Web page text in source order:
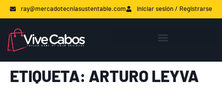
ray@mercadotecniasustentable.com Iniciar sesión / Registrarse
ETIQUETA: ARTURO LEYVA